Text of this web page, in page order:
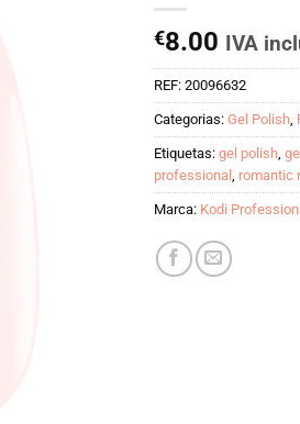
€8.00 IVA
REF: 20096632
Categorias: Gel Polish
Etiquetas: gel polish
professional
romantic
Marca: Kodi